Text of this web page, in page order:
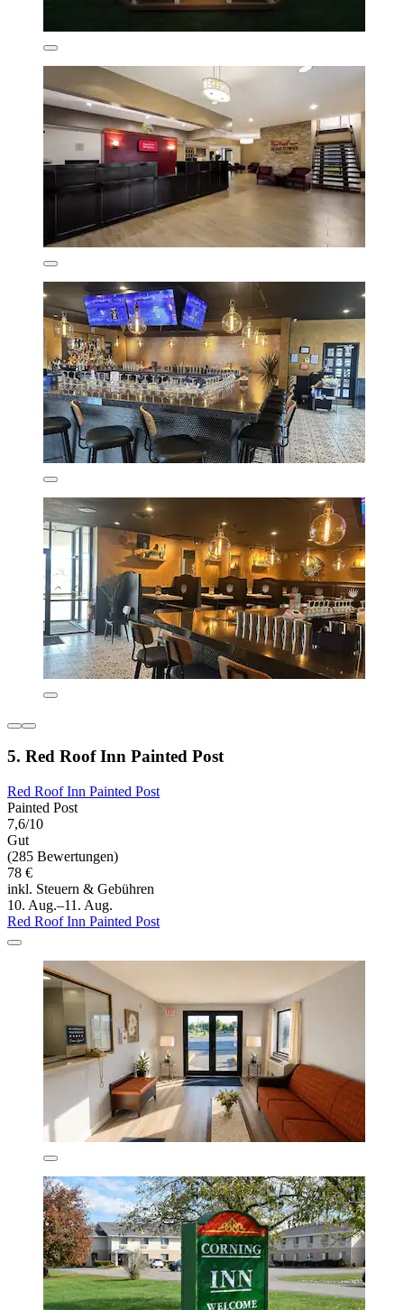
5. Red Roof Inn Painted Post
Red Roof Inn Painted Post
Painted Post
7,6/10
Gut
(285 Bewertungen)
78 €
inkl. Steuern & Gebühren
10. Aug.–11. Aug.
Red Roof Inn Painted Post